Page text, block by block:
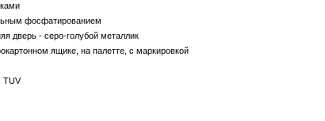
фосфатированием
дверь - серо-голубой металлик
ящике, на палетте, с маркировкой
TUV